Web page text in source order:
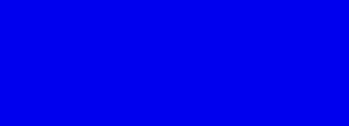
Composiet werkbladen »
Waterkering